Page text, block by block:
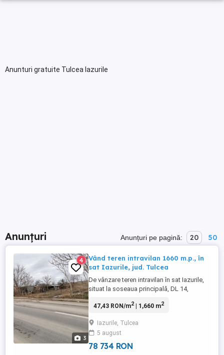
Anunturi gratuite Tulcea Iazurile
Anunțuri Anunțuri pe pagină: 20 50
3
4
Vând teren intravilan 1660 m.p., în
sat Iazurile, jud. Tulcea
De vânzare teren intravilan în sat Iazurile,
situat la soseaua principală, DL 14,
racordare la utilități
47,43 RON/m2| 1,660 m2
Iazurile, Tulcea
5 august
78 734 RON